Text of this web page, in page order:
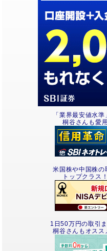
「業界最安値水
桐谷さんも愛
米国株や中国株の
トップクラス
1日50万円の取引
桐谷さんもオス